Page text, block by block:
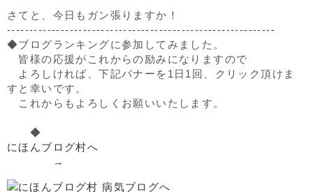
さてと、今日もガン張りますか！
------------------------------------------------------------
◆ブログランキングに参加してみました。
皆様の応援がこれからの励みになりますので
よろしければ、下記バナーを1日1回、クリック頂けま
すと幸いです。
これからもよろしくお願いいたします。
◆
にほんブログ村へ
→